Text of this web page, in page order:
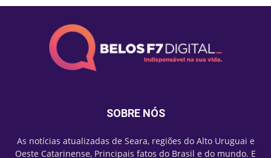
SOBRE NÓS
As notícias atualizadas de Seara, regiões do Alto Uruguai e
Oeste Catarinense, Principais fatos do Brasil e do mundo. E